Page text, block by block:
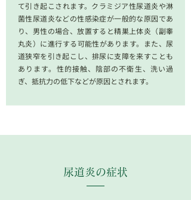
て引き起こされます。クラミジア性尿道炎や淋
菌性尿道炎などの性感染症が一般的な原因であ
り、男性の場合、放置すると精巣上体炎（副睾
丸炎）に進行する可能性があります。また、尿
道狭窄を引き起こし、排尿に支障を来すことも
あります。性的接触、陰部の不衛生、洗い過
ぎ、抵抗力の低下などが原因とされます。
尿道炎 の症状